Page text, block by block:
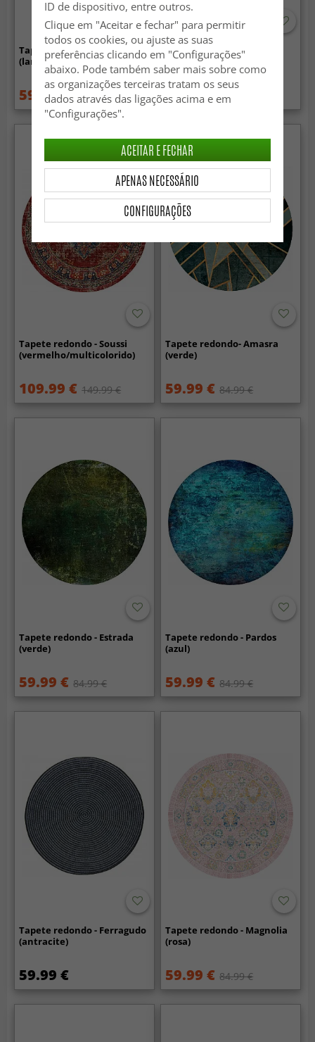
Tapete redondo - Cesano
(laranja)
59.99 € 84.99 €
Tapete redondo - Frome
(vermelho)
59.99 € 84.99 €
Tapete redondo - Soussi
(vermelho/multicolorido)
109.99 € 149.99 €
Tapete redondo- Amasra
(verde)
59.99 € 84.99 €
Tapete redondo - Estrada
(verde)
59.99 € 84.99 €
Tapete redondo - Pardos
(azul)
59.99 € 84.99 €
Tapete redondo - Ferragudo
(antracite)
59.99 €
Tapete redondo - Magnolia
(rosa)
59.99 € 84.99 €
ID de dispositivo, entre outros.
Clique em "Aceitar e fechar" para permitir
todos os cookies, ou ajuste as suas
preferências clicando em "Configurações"
abaixo. Pode também saber mais sobre como
as organizações terceiras tratam os seus
dados através das ligações acima e em
"Configurações".
CONFIGURAÇÕES
APENAS NECESSÁRIO
ACEITAR E FECHAR